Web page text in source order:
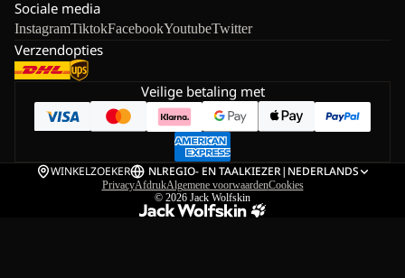
Sociale media
InstagramTiktokFacebookYoutubeTwitter
Verzendopties
Veilige betaling met
WINKELZOEKER NLREGIO- EN TAALKIEZER| NEDERLANDS
PrivacyAfdrukAlgemene voorwaardenCookies
© 2026 Jack Wolfskin